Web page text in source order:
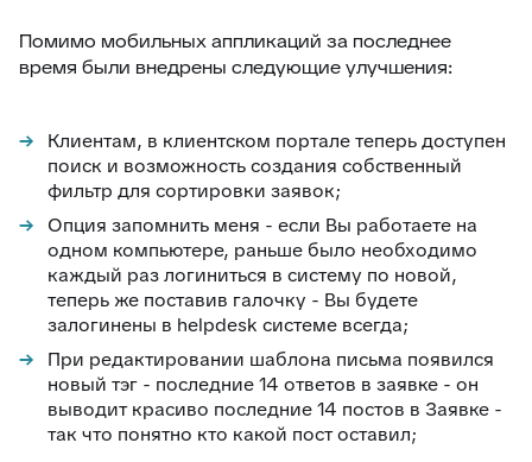
Помимо мобильных аппликаций за последнее
время были внедрены следующие улучшения:
Клиентам, в клиентском портале теперь доступен
поиск и возможность создания собственный
фильтр для сортировки заявок;
Опция запомнить меня - если Вы работаете на
одном компьютере, раньше было необходимо
каждый раз логиниться в систему по новой,
теперь же поставив галочку - Вы будете
залогинены в helpdesk системе всегда;
При редактировании шаблона письма появился
новый тэг - последние 14 ответов в заявке - он
выводит красиво последние 14 постов в Заявке -
так что понятно кто какой пост оставил;